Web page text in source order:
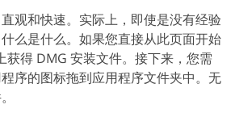
观和快速。实际上，即使是没有经验
么是什么。如果您直接从此页面开始
获得 DMG 安装文件。接下来，您需
序的图标拖到应用程序文件夹中。无